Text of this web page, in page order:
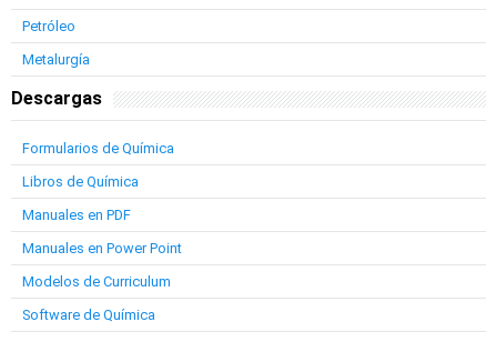
Petróleo
Metalurgía
Descargas
Formularios de Química
Libros de Química
Manuales en PDF
Manuales en Power Point
Modelos de Curriculum
Software de Química